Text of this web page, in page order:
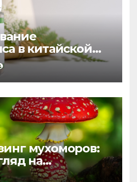
в китайской
природное
усталости
мухоморов:
на